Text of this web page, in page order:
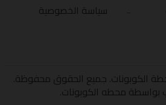
سياسة الخصوصية
بواسطة محطه الكوبونات.